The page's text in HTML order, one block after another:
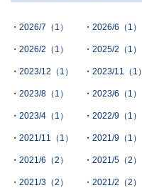
2026/7（1） 2026/6（1）
2026/2（1） 2025/2（1）
2023/12（1） 2023/11（1）
2023/8（1） 2023/6（1）
2023/4（1） 2022/9（1）
2021/11（1） 2021/9（1）
2021/6（2） 2021/5（2）
2021/3（2） 2021/2（2）